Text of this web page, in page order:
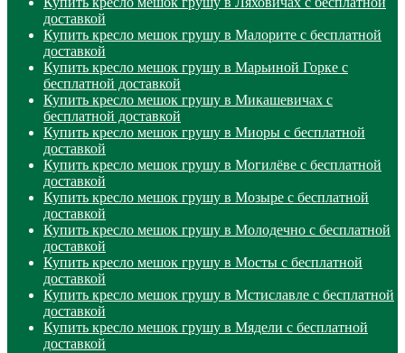
доставкой
Купить кресло мешок грушу в Малорите с бесплатной
доставкой
Купить кресло мешок грушу в Марьиной Горке с
бесплатной доставкой
Купить кресло мешок грушу в Микашевичах с
бесплатной доставкой
Купить кресло мешок грушу в Миоры с бесплатной
доставкой
Купить кресло мешок грушу в Могилёве с бесплатной
доставкой
Купить кресло мешок грушу в Мозыре с бесплатной
доставкой
Купить кресло мешок грушу в Молодечно с бесплатной
доставкой
Купить кресло мешок грушу в Мосты с бесплатной
доставкой
Купить кресло мешок грушу в Мстиславле с бесплатной
доставкой
Купить кресло мешок грушу в Мядели с бесплатной
доставкой